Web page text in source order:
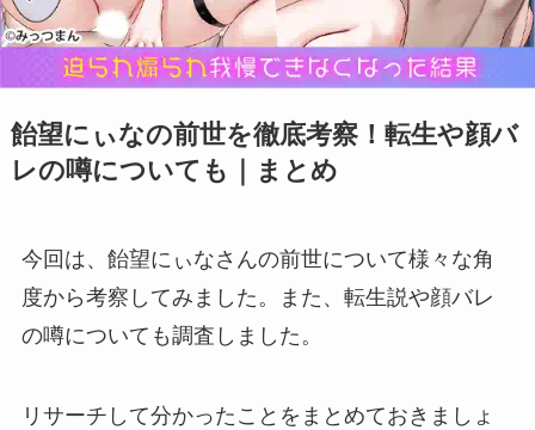
飴望にぃなの前世を徹底考察！転生や顔バ
レの噂についても｜まとめ
今回は、飴望にぃなさんの前世について様々な角
度から考察してみました。また、転生説や顔バレ
の噂についても調査しました。
リサーチして分かったことをまとめておきましょ